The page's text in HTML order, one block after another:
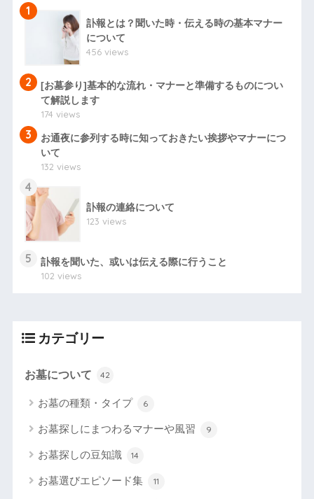
1
訃報とは？聞いた時・伝える時の基本マナー
について
456 views
2
[お墓参り]基本的な流れ・マナーと準備するものについ
て解説します
174 views
3
お通夜に参列する時に知っておきたい挨拶やマナーにつ
いて
132 views
4
訃報の連絡について
123 views
5
訃報を聞いた、或いは伝える際に行うこと
102 views
カテゴリー
お墓について 42
お墓の種類・タイプ 6
お墓探しにまつわるマナーや風習 9
お墓探しの豆知識 14
お墓選びエピソード集 11